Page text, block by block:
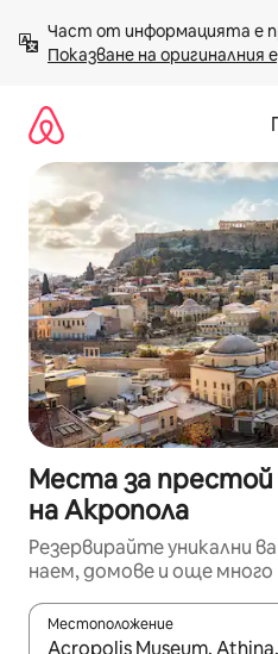
към
съдържанието
Показване на оригиналния
Места за престой
на Акропола
Резервирайте уникални
наем, домове и още
Местоположение
Когато резултатите се